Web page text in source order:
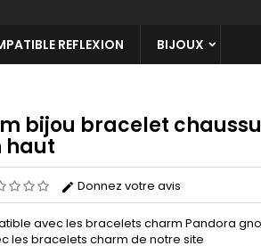
REFLEXION BIJOUX
bijou bracelet
haut
Donnez votre avis
avec les bracelets charm Pandora
les bracelets charm de notre site